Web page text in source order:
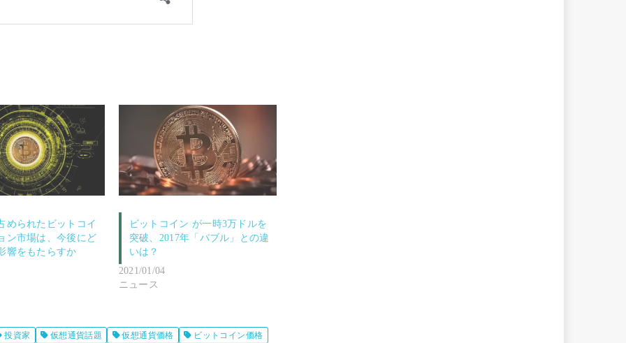
められたビットコイ
ン市場は、今後にど
響をもたらすか
ビットコイン が一時3万ドルを
突破、2017年「バブル」との違
いは？
2021/01/04
ニュース
投資家 仮想通貨話題 仮想通貨価格 ビットコイン価格